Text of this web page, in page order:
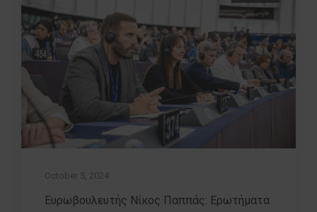
October 5, 2024
Ευρωβουλευτής Νίκος Παππάς: Ερωτήματα